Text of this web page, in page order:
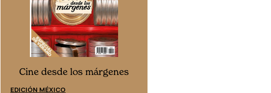
Cine desde los márgenes
EDICIÓN MÉXICO